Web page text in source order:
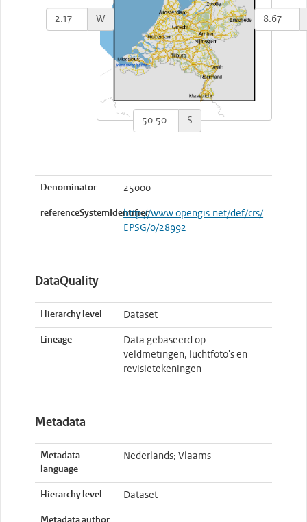
S
W
Denominator 25000
referenceSystemIdentifierhttp://www.opengis.net/def/crs/
EPSG/0/28992
DataQuality
Hierarchy level Dataset
Lineage
Data gebaseerd op
veldmetingen, luchtfoto's en
revisietekeningen
Metadata
Metadata
language
Nederlands; Vlaams
Hierarchy level Dataset